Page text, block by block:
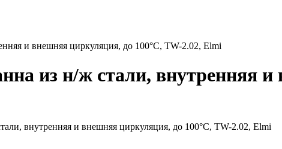
и внешняя циркуляция, до 100°С, TW-2.02, Elmi
из н/ж стали, внутренняя